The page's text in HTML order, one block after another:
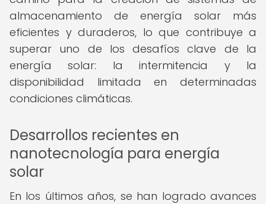
almacenamiento de energía solar más
eficientes y duraderos, lo que contribuye a
superar uno de los desafíos clave de la
energía solar: la intermitencia y la
disponibilidad limitada en determinadas
condiciones climáticas.
Desarrollos recientes en
nanotecnología para energía
solar
En los últimos años, se han logrado avances